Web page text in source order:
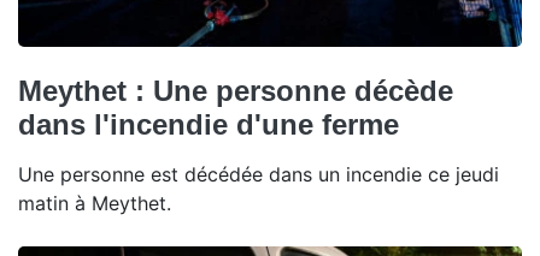
Meythet : Une personne décède
dans l'incendie d'une ferme
Une personne est décédée dans un incendie ce jeudi
matin à Meythet.